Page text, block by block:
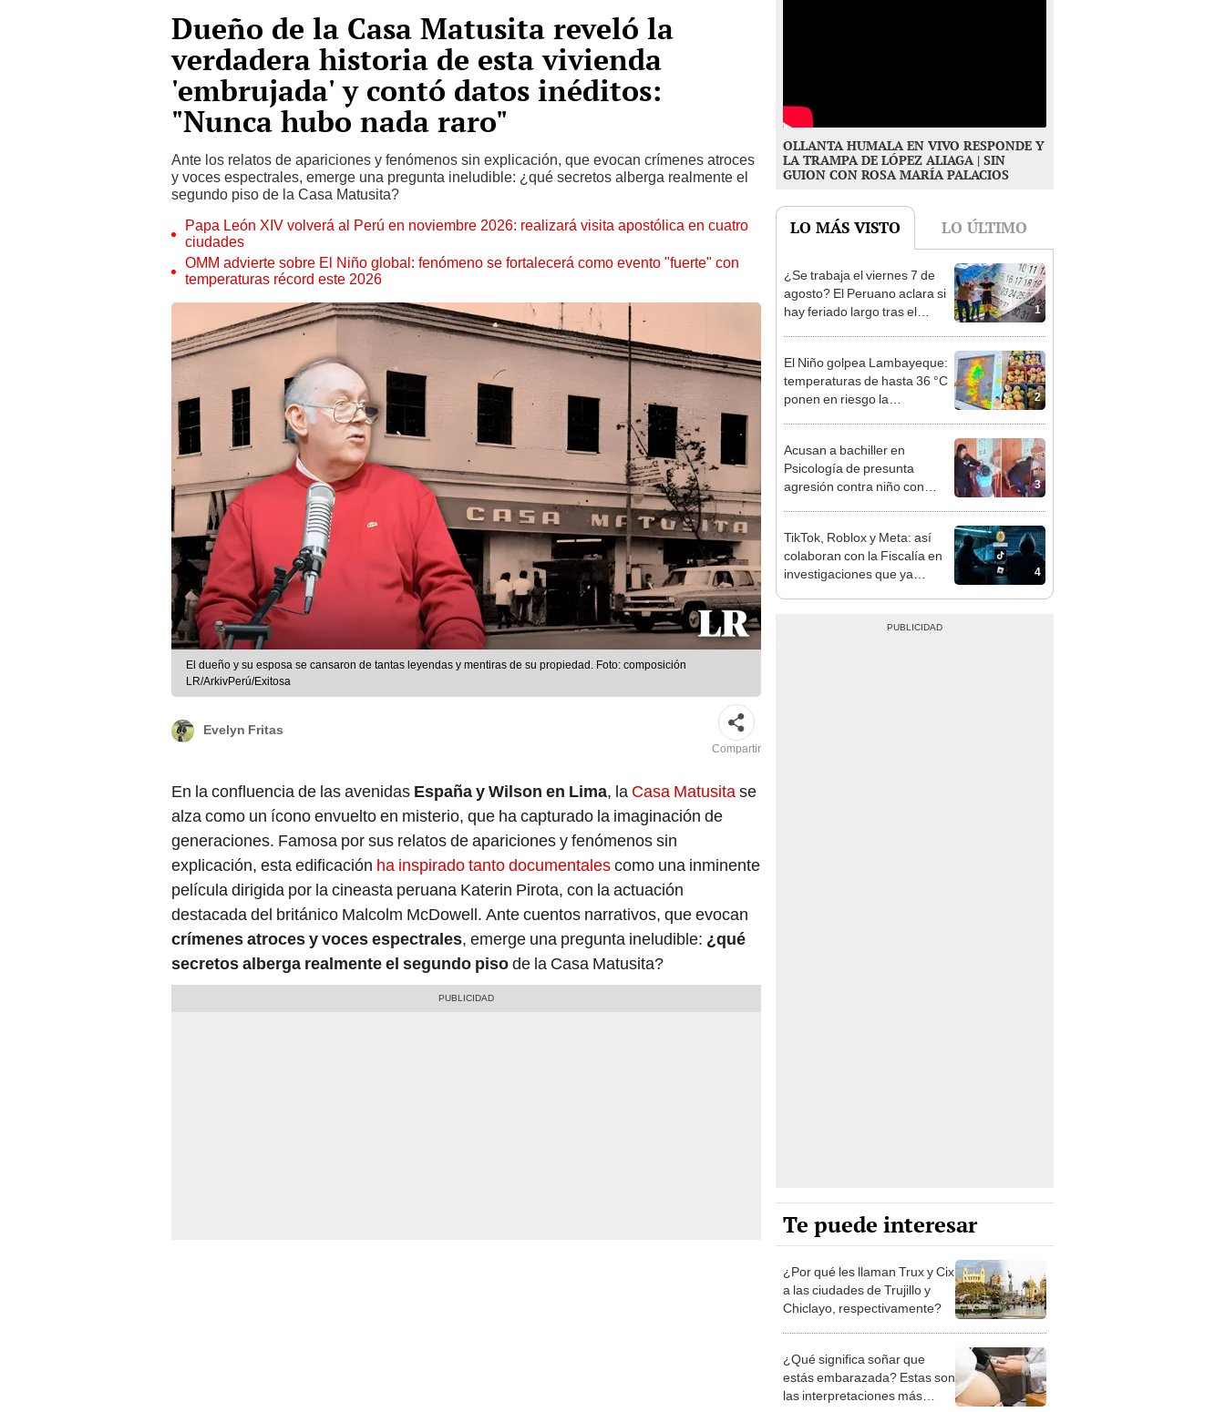
Dueño de la Casa Matusita reveló la
verdadera historia de esta vivienda
'embrujada' y contó datos inéditos:
"Nunca hubo nada raro"
Ante los relatos de apariciones y fenómenos sin explicación, que evocan crímenes atroces
y voces espectrales, emerge una pregunta ineludible: ¿qué secretos alberga realmente el
segundo piso de la Casa Matusita?
Papa León XIV volverá al Perú en noviembre 2026: realizará visita apostólica en cuatro
ciudades
OMM advierte sobre El Niño global: fenómeno se fortalecerá como evento "fuerte" con
temperaturas récord este 2026
El dueño y su esposa se cansaron de tantas leyendas y mentiras de su propiedad. Foto: composición
LR/ArkivPerú/Exitosa
Evelyn Fritas
Compartir
En la confluencia de las avenidas España y Wilson en Lima, la Casa Matusitase
alza como un ícono envuelto en misterio, que ha capturado la imaginación de
generaciones. Famosa por sus relatos de apariciones y fenómenos sin
explicación, esta edificación ha inspirado tanto documentalescomo una inminente
película dirigida por la cineasta peruana Katerin Pirota, con la actuación
destacada del británico Malcolm McDowell. Ante cuentos narrativos, que evocan
crímenes atroces y voces espectrales, emerge una pregunta ineludible: ¿qué
secretos alberga realmente el segundo pisode la Casa Matusita?
OLLANTA HUMALA EN VIVO RESPONDE Y
LA TRAMPA DE LÓPEZ ALIAGA | SIN
GUION CON ROSA MARÍA PALACIOS
LO MÁS VISTO LO ÚLTIMO
1
¿Se trabaja el viernes 7 de
agosto? El Peruano aclara si
hay feriado largo tras el
2
El Niño golpea Lambayeque:
temperaturas de hasta 36 °C
ponen en riesgo la
3
Acusan a bachiller en
Psicología de presunta
agresión contra niño con
4
TikTok, Roblox y Meta: así
colaboran con la Fiscalía en
investigaciones que ya
Te puede interesar
¿Por qué les llaman Trux y Cix
a las ciudades de Trujillo y
Chiclayo, respectivamente?
¿Qué significa soñar que
estás embarazada? Estas son
las interpretaciones más